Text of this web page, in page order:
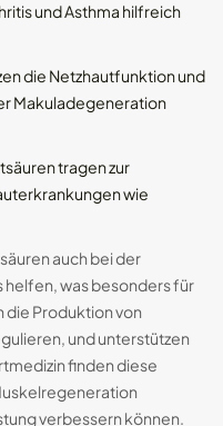
und Asthma hilfreich
die Netzhautfunktion und
Makuladegeneration
tragen zur
wie
auch bei der
was besonders für
die Produktion von
und unterstützen
finden diese
verbessern können.